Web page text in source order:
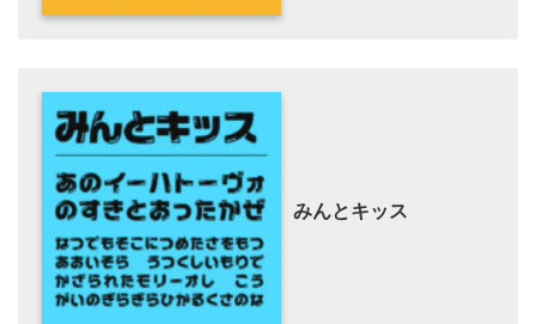
みんとキッス